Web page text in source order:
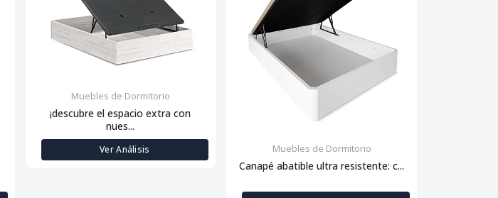
Muebles de Dormitorio
¡descubre el espacio extra con
nues...
Ver Análisis Muebles de Dormitorio
Canapé abatible ultra resistente: c...